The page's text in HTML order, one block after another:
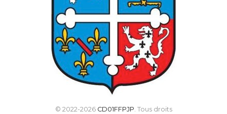
© 2022-2026 CD01FFPJP . Tous droits